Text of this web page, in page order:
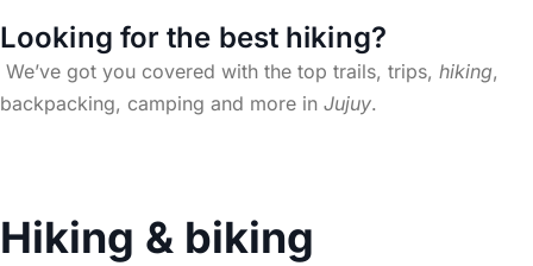
Looking for the best hiking?
We’ve got you covered with the top trails, trips, hiking,
backpacking, camping and more in Jujuy.
Hiking & biking